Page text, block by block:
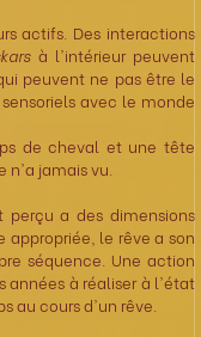
actifs. Des interactions
à l'intérieur peuvent
peuvent ne pas être le
avec le monde
de cheval et une tête
n'a jamais vu.
a des dimensions
le rêve a son
séquence. Une action
années à réaliser à l'état
au cours d'un rêve.